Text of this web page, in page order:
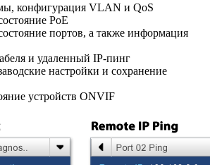
конфигурация VLAN и QoS
PoE
портов, а также информация
и удаленный IP-пинг
настройки и сохранение
устройств ONVIF